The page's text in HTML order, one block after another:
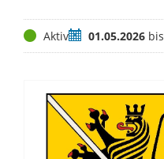
StatusAktivZeitraum
01.05.2026bis